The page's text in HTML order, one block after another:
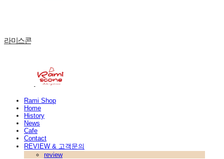
라미스콘
Rami Shop
Home
History
News
Cafe
Contact
REVIEW & 고객문의
review